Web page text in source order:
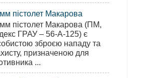
пістолет Макарова
пістолет Макарова (ПМ,
ГРАУ – 56-А-125) є
зброєю нападу та
призначеною для
...